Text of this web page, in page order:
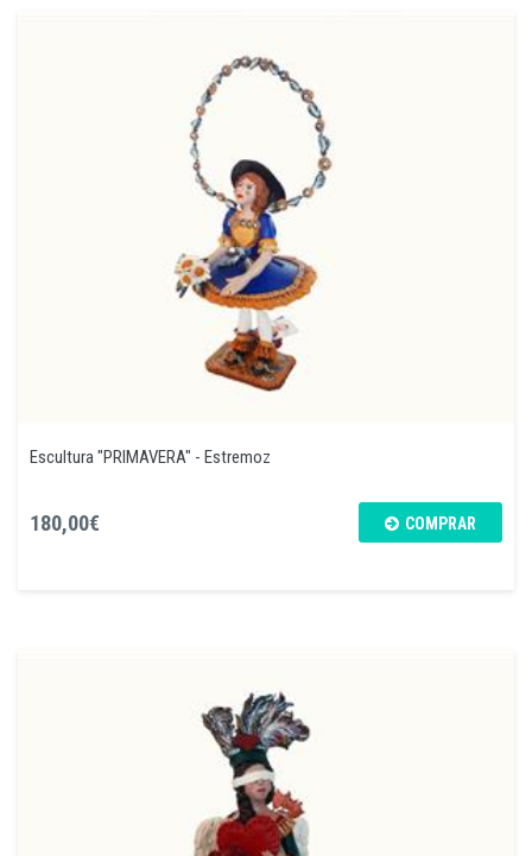
Escultura "PRIMAVERA" - Estremoz
180,00€ COMPRAR